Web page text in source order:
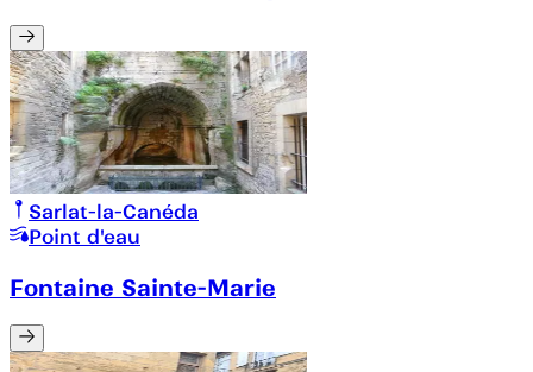
Sarlat-la-Canéda
Point d'eau
Fontaine Sainte-Marie